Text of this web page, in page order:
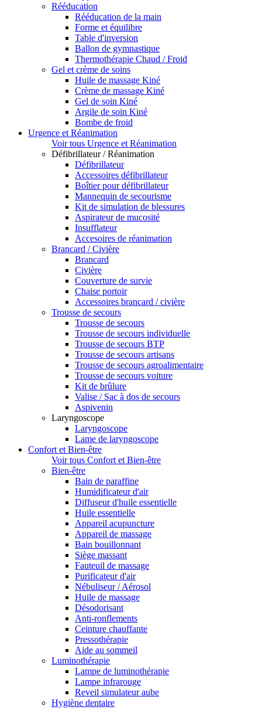
Rééducation
Rééducation de la main
Forme et équilibre
Table d'inversion
Ballon de gymnastique
Thermothérapie Chaud / Froid
Gel et crème de soins
Huile de massage Kiné
Crème de massage Kiné
Gel de soin Kiné
Argile de soin Kiné
Bombe de froid
Urgence et Réanimation
Voir tous Urgence et Réanimation
Défibrillateur / Réanimation
Défibrillateur
Accessoires défibrillateur
Boîtier pour défibrillateur
Mannequin de secourisme
Kit de simulation de blessures
Aspirateur de mucosité
Insufflateur
Accesoires de réanimation
Brancard / Civière
Brancard
Civière
Couverture de survie
Chaise portoir
Accessoires brancard / civière
Trousse de secours
Trousse de secours
Trousse de secours individuelle
Trousse de secours BTP
Trousse de secours artisans
Trousse de secours agroalimentaire
Trousse de secours voiture
Kit de brûlure
Valise / Sac à dos de secours
Aspivenin
Laryngoscope
Laryngoscope
Lame de laryngoscope
Confort et Bien-être
Voir tous Confort et Bien-être
Bien-être
Bain de paraffine
Humidificateur d'air
Diffuseur d'huile essentielle
Huile essentielle
Appareil acupuncture
Appareil de massage
Bain bouillonnant
Siège massant
Fauteuil de massage
Purificateur d'air
Nébuliseur / Aérosol
Huile de massage
Désodorisant
Anti-ronflements
Ceinture chauffante
Pressothérapie
Aide au sommeil
Luminothérapie
Lampe de luminothérapie
Lampe infrarouge
Reveil simulateur aube
Hygiène dentaire